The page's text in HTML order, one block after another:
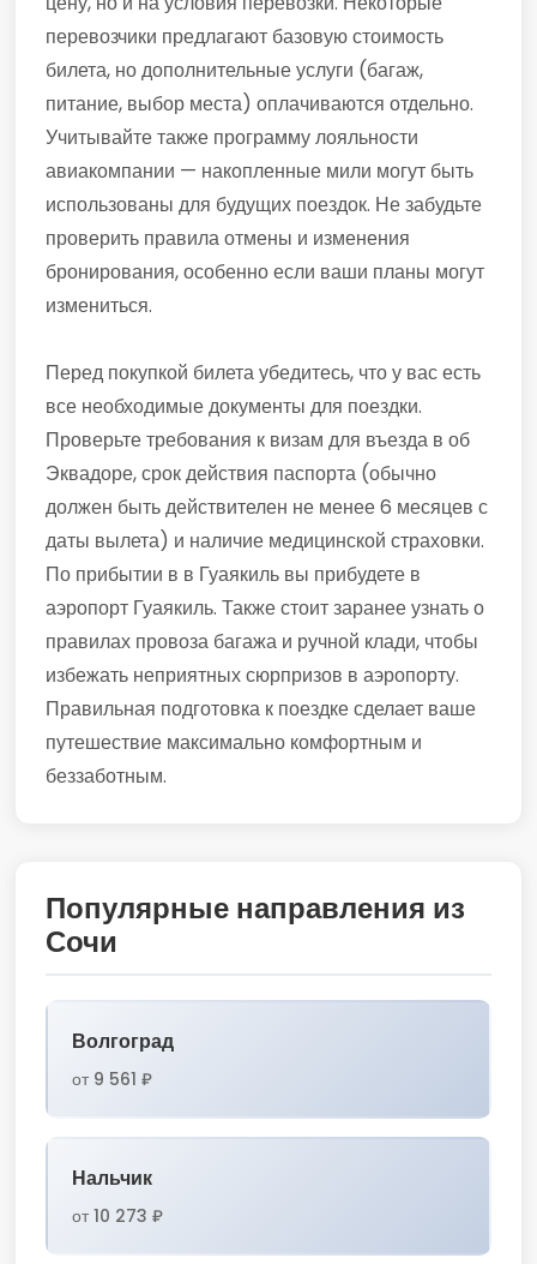
перевозчики предлагают базовую стоимость
билета, но дополнительные услуги (багаж,
питание, выбор места) оплачиваются отдельно.
Учитывайте также программу лояльности
авиакомпании — накопленные мили могут быть
использованы для будущих поездок. Не забудьте
проверить правила отмены и изменения
бронирования, особенно если ваши планы могут
измениться.
Перед покупкой билета убедитесь, что у вас есть
все необходимые документы для поездки.
Проверьте требования к визам для въезда в об
Эквадоре, срок действия паспорта (обычно
должен быть действителен не менее 6 месяцев с
даты вылета) и наличие медицинской страховки.
По прибытии в в Гуаякиль вы прибудете в
аэропорт Гуаякиль. Также стоит заранее узнать о
правилах провоза багажа и ручной клади, чтобы
избежать неприятных сюрпризов в аэропорту.
Правильная подготовка к поездке сделает ваше
путешествие максимально комфортным и
беззаботным.
Популярные направления из
Сочи
Волгоград
от 9 561 ₽
Нальчик
от 10 273 ₽